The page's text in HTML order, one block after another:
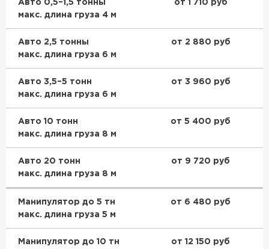
Авто 0,5–1,5 тонны
макс. длина груза 4 м
от 1 710 руб
Авто 2,5 тонны
макс. длина груза 6 м
от 2 880 руб
Авто 3,5–5 тонн
макс. длина груза 6 м
от 3 960 руб
Авто 10 тонн
макс. длина груза 8 м
от 5 400 руб
Авто 20 тонн
макс. длина груза 8 м
от 9 720 руб
Манипулятор до 5 тн
макс. длина груза 5 м
от 6 480 руб
Манипулятор до 10 тн
от 12 150 руб